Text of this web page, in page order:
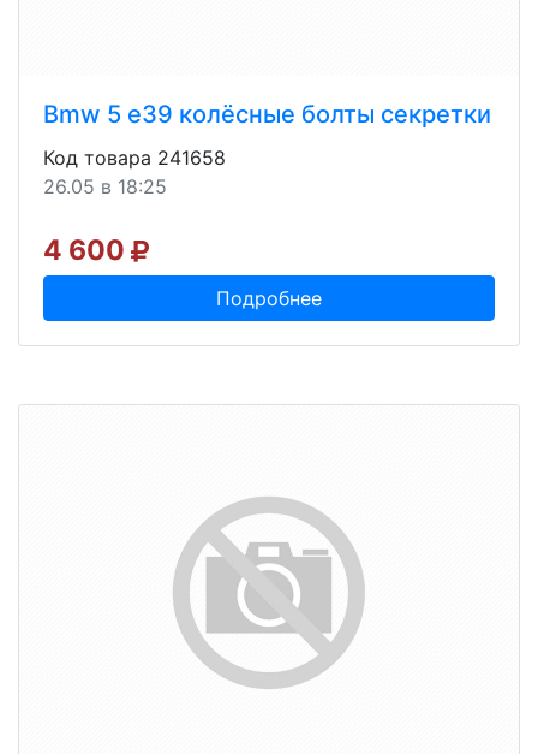
Bmw 5 e39 колёсные болты секретки
Код товара 241658
26.05 в 18:25
4 600
Подробнее